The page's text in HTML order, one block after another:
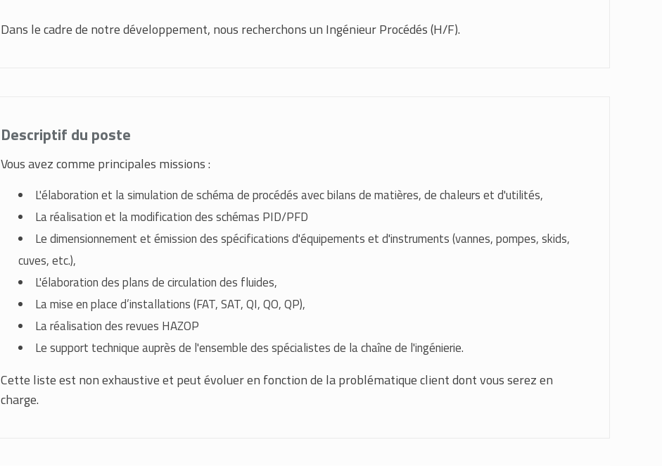
Dans le cadre de notre développement, nous recherchons un Ingénieur Procédés (H/F).
Descriptif du poste
Vous avez comme principales missions :
L'élaboration et la simulation de schéma de procédés avec bilans de matières, de chaleurs et d'utilités,
La réalisation et la modification des schémas PID/PFD
Le dimensionnement et émission des spécifications d'équipements et d'instruments (vannes, pompes, skids,
cuves, etc.),
L'élaboration des plans de circulation des fluides,
La mise en place d’installations (FAT, SAT, QI, QO, QP),
La réalisation des revues HAZOP
Le support technique auprès de l'ensemble des spécialistes de la chaîne de l'ingénierie.
Cette liste est non exhaustive et peut évoluer en fonction de la problématique client dont vous serez en
charge.